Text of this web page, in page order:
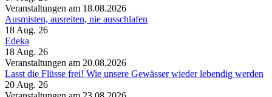
Veranstaltungen am 18.08.2026
Ausmisten, ausreiten, nie ausschlafen
18 Aug. 26
Edeka
18 Aug. 26
Veranstaltungen am 20.08.2026
Lasst die Flüsse frei! Wie unsere Gewässer wieder lebendig werden
20 Aug. 26